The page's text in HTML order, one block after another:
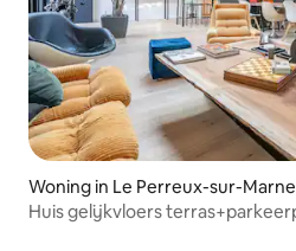
Woning in Le Perreux-sur-Marne